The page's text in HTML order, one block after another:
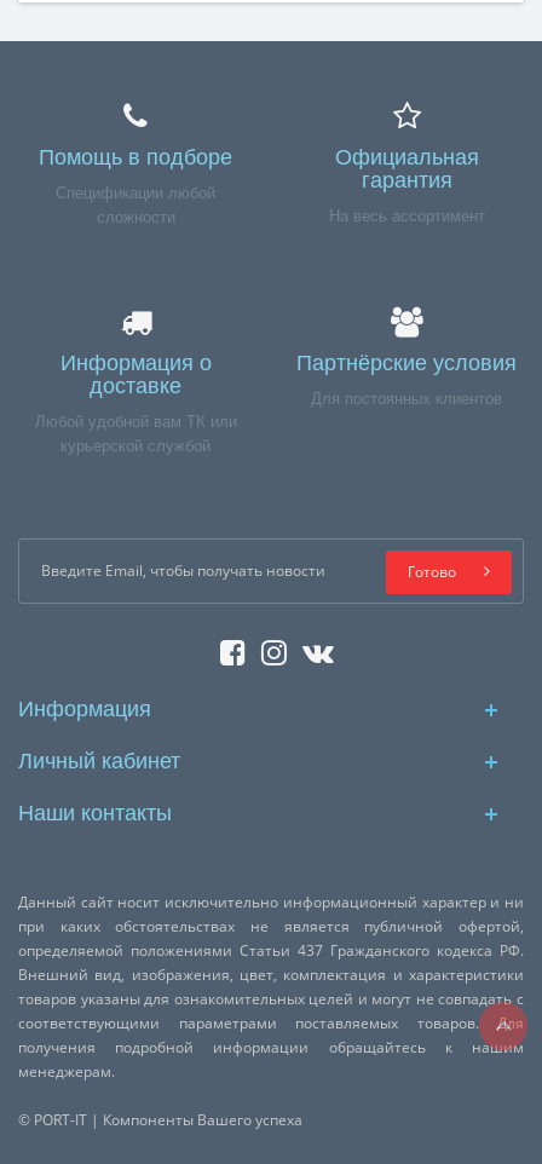
Помощь в подборе
Спецификации любой
сложности
Официальная
гарантия
На весь ассортимент
Информация о
доставке
Любой удобной вам ТК или
курьерской службой
Партнёрские условия
Для постоянных клиентов
Готово
Информация
Личный кабинет
Наши контакты
Данный сайт носит исключительно информационный характер и ни
при каких обстоятельствах не является публичной офертой,
определяемой положениями Статьи 437 Гражданского кодекса РФ.
Внешний вид, изображения, цвет, комплектация и характеристики
товаров указаны для ознакомительных целей и могут не совпадать с
соответствующими параметрами поставляемых товаров. Для
получения подробной информации обращайтесь к нашим
менеджерам.
© PORT-IT | Компоненты Вашего успеха